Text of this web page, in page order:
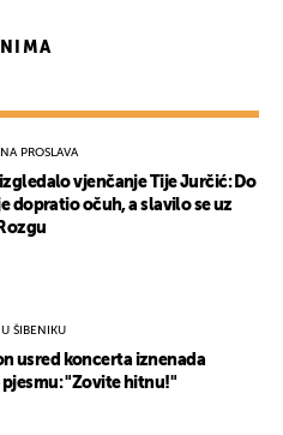
PROSLAVA
vjenčanje Tije Jurčić: Do
dopratio očuh, a slavilo se uz
U ŠIBENIKU
usred koncerta iznenada
"Zovite hitnu!"